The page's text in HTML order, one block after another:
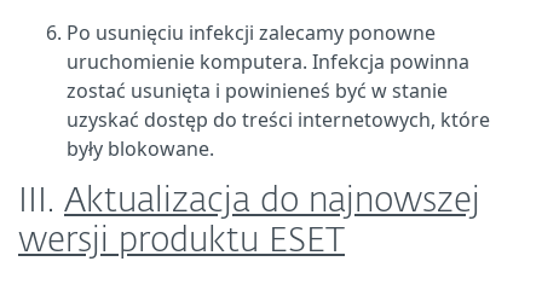
Po usunięciu infekcji zalecamy ponowne
uruchomienie komputera. Infekcja powinna
zostać usunięta i powinieneś być w stanie
uzyskać dostęp do treści internetowych, które
były blokowane.
III. Aktualizacja do najnowszej
wersji produktu ESET